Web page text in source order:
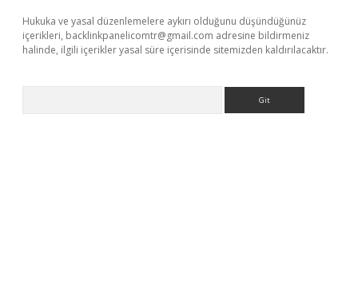
Hukuka ve yasal düzenlemelere aykırı olduğunu düşündüğünüz
içerikleri, backlinkpanelicomtr@gmail.com adresine bildirmeniz
halinde, ilgili içerikler yasal süre içerisinde sitemizden kaldırılacaktır.